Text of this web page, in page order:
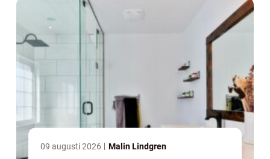
09 augusti 2026 Malin Lindgren